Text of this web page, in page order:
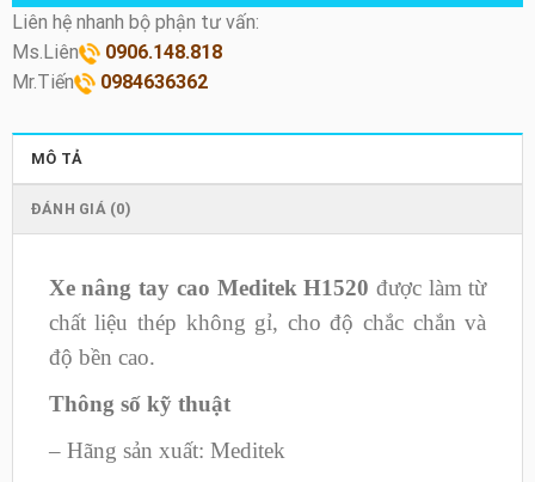
Liên hệ nhanh bộ phận tư vấn:
Ms.Liên
0906.148.818
Mr.Tiến
0984636362
MÔ TẢ
ĐÁNH GIÁ (0)
Xe nâng tay cao Meditek H1520 được làm từ
chất liệu thép không gỉ, cho độ chắc chắn và
độ bền cao.
Thông số kỹ thuật
– Hãng sản xuất: Meditek